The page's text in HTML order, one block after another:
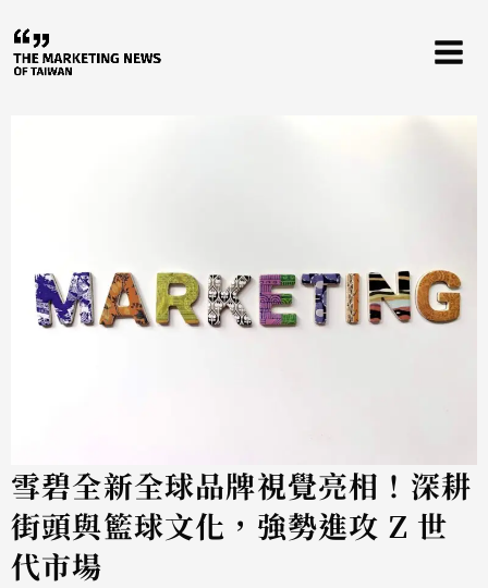
至
主
雪碧全新全球品牌視覺亮相！深耕
街頭與籃球文化，強勢進攻 Z 世
代市場